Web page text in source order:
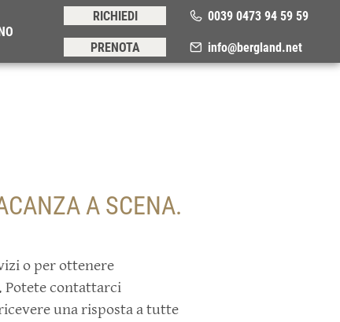
RICHIEDI
PRENOTA
0039 0473 94 59 59
info@bergland.net
A SCENA.
o per ottenere
Potete contattarci
una risposta a tutte